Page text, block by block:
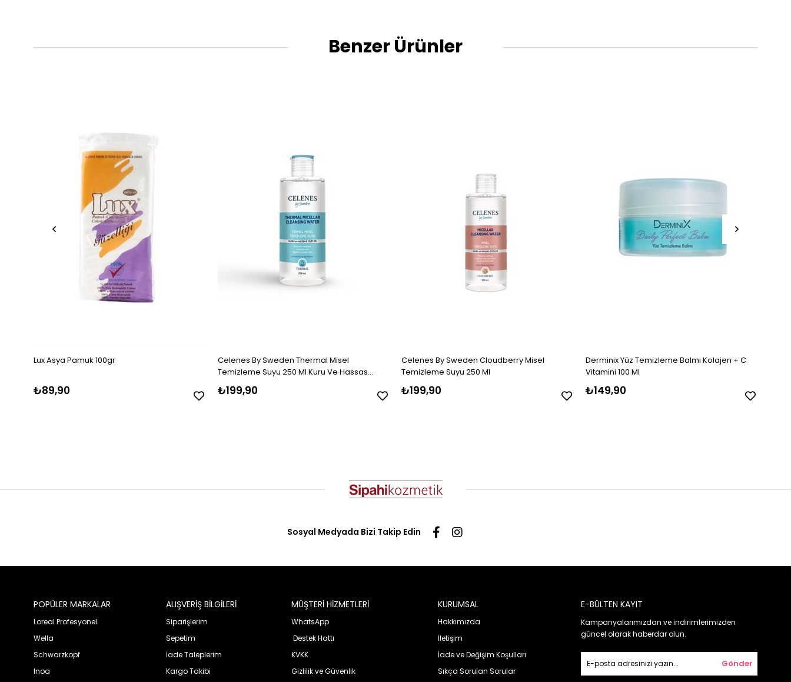
Benzer Ürünler
Lux Asya Pamuk 100gr
₺89,90
Celenes By Sweden Thermal Misel
Temizleme Suyu 250 Ml Kuru Ve Hassas
Ciltler
₺199,90
Celenes By Sweden Cloudberry Misel
Temizleme Suyu 250 Ml
₺199,90
Derminix Yüz Temizleme Balmı Kolajen + C
Vitamini 100 Ml
₺149,90
Sosyal Medyada Bizi Takip Edin
POPÜLER MARKALAR
Loreal Profesyonel
Wella
Schwarzkopf
İnoa
ALIŞVERİŞ BİLGİLERİ
Siparişlerim
Sepetim
İade Taleplerim
Kargo Takibi
MÜŞTERİ HİZMETLERİ
WhatsApp
Destek Hattı
KVKK
Gizlilik ve Güvenlik
KURUMSAL
Hakkımızda
İletişim
İade ve Değişim Koşulları
Sıkça Sorulan Sorular
E-BÜLTEN KAYIT
Kampanyalarımızdan ve indirimlerimizden
güncel olarak haberdar olun.
Gönder